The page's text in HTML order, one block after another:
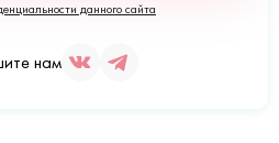
данного сайта
нам